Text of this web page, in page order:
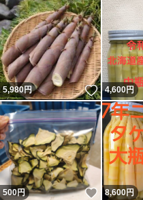
5,980円 いいね！
4,600円
500円 いいね！
8,600円